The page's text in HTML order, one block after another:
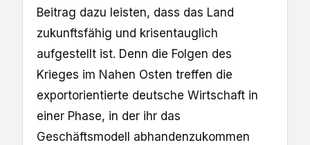
Beitrag dazu leisten, dass das Land
zukunftsfähig und krisentauglich
aufgestellt ist. Denn die Folgen des
Krieges im Nahen Osten treffen die
exportorientierte deutsche Wirtschaft in
einer Phase, in der ihr das
Geschäftsmodell abhandenzukommen